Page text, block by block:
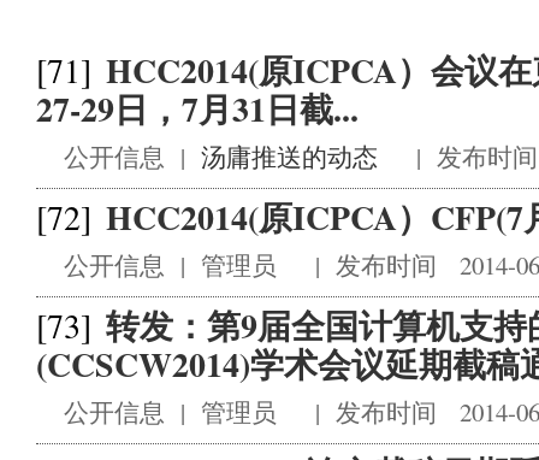
[71] HCC2014(原ICPCA）会议
27-29日，7月31日截...
公开信息 | 汤庸推送的动态 | 发布时
[72] HCC2014(原ICPCA）CFP(7
公开信息 | 管理员 | 发布时间 2014-
[73] 转发：第9届全国计算机支
(CCSCW2014)学术会议延期截稿
公开信息 | 管理员 | 发布时间 2014-